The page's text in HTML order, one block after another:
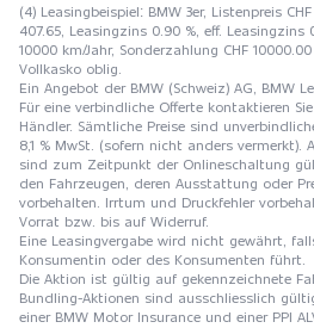
(4) Leasingbeispiel: BMW 3er, Listenpreis
407.65, Leasingzins 0.90 %, eff.
10000 km/Jahr, Sonderzahlung CHF
Vollkasko oblig.
Ein Angebot der BMW (Schweiz) AG, BMW
Für eine verbindliche Offerte kontaktieren
Händler. Sämtliche Preise sind
8,1 % MwSt. (sofern nicht anders vermerkt).
sind zum Zeitpunkt der Onlineschaltung
den Fahrzeugen, deren Ausstattung oder
vorbehalten. Irrtum und Druckfehler
Vorrat bzw. bis auf Widerruf.
Eine Leasingvergabe wird nicht gewährt,
Konsumentin oder des Konsumenten führt.
Die Aktion ist gültig auf gekennzeichnete
Bundling-Aktionen sind ausschliesslich
einer BMW Motor Insurance und einer PPI